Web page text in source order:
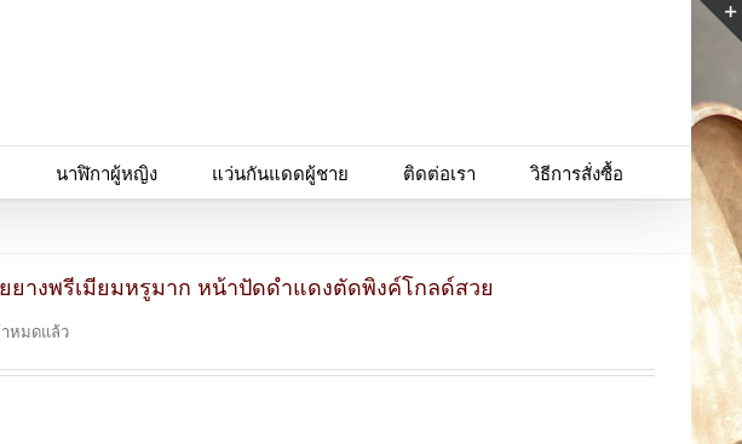
นาฬิกาผู้หญิง แว่นกันแดดผู้ชาย ติดต่อเรา วิธีการสั่งซื้อ
ยางพรีเมียมหรูมาก หน้าปัดดำแดงตัดพิงค์โกลด์สวย
หมดแล้ว